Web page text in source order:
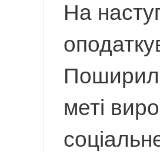
На
меті